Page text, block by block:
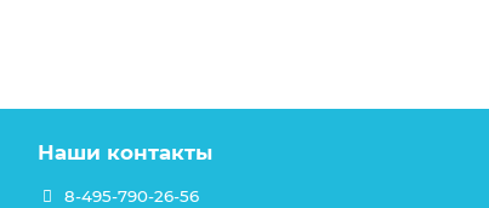
Наши контакты
8-495-790-26-56